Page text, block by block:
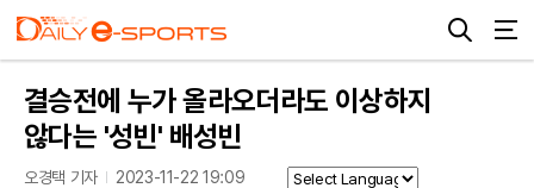
결승전에 누가 올라오더라도 이상하지
않다는 '성빈' 배성빈
오경택 기자 2023-11-22 19:09